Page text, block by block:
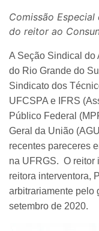
Comissão
do reitor ao
A Seção Sindical do
do Rio Grande do
Sindicato dos
UFCSPA e IFRS
Público Federal
Geral da União
recentes pareceres
na UFRGS. O reitor
reitora interventora,
arbitrariamente pelo
setembro de 2020.